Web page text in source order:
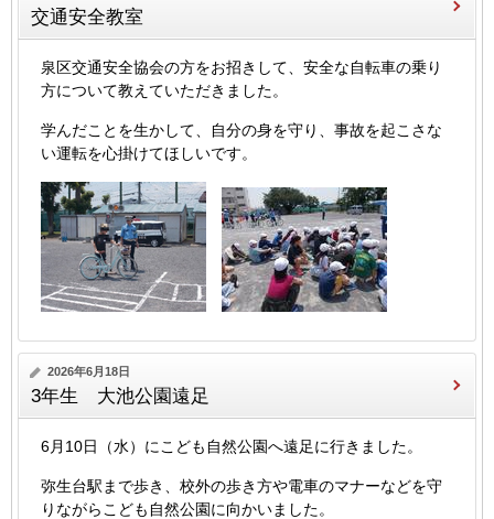
交通安全教室
泉区交通安全協会の方をお招きして、安全な自転車の乗り
方について教えていただきました。
学んだことを生かして、自分の身を守り、事故を起こさな
い運転を心掛けてほしいです。
2026年6月18日
3年生 大池公園遠足
6月10日（水）にこども自然公園へ遠足に行きました。
弥生台駅まで歩き、校外の歩き方や電車のマナーなどを守
りながらこども自然公園に向かいました。